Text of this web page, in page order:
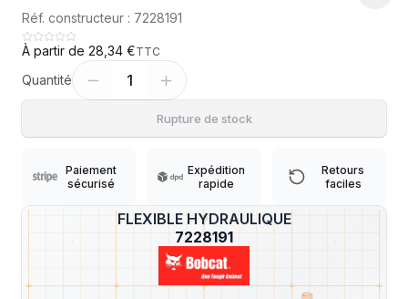
?
FLEXIBLE HYDRAULIQUE
7228191
Réf. constructeur : 7228191
À partir de 28,34 €TTC
Quantité 1
Rupture de stock
Paiement
sécurisé
Expédition
rapide
Retours
faciles
Machines compatibles